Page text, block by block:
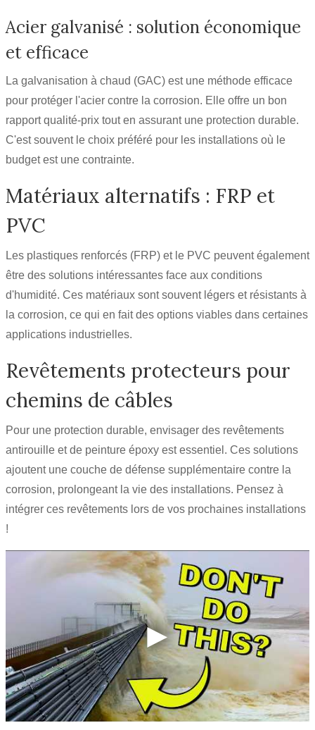
Acier galvanisé : solution économique
et efficace
La galvanisation à chaud (GAC) est une méthode efficace
pour protéger l'acier contre la corrosion. Elle offre un bon
rapport qualité-prix tout en assurant une protection durable.
C'est souvent le choix préféré pour les installations où le
budget est une contrainte.
Matériaux alternatifs : FRP et
PVC
Les plastiques renforcés (FRP) et le PVC peuvent également
être des solutions intéressantes face aux conditions
d'humidité. Ces matériaux sont souvent légers et résistants à
la corrosion, ce qui en fait des options viables dans certaines
applications industrielles.
Revêtements protecteurs pour
chemins de câbles
Pour une protection durable, envisager des revêtements
antirouille et de peinture époxy est essentiel. Ces solutions
ajoutent une couche de défense supplémentaire contre la
corrosion, prolongeant la vie des installations. Pensez à
intégrer ces revêtements lors de vos prochaines installations
!